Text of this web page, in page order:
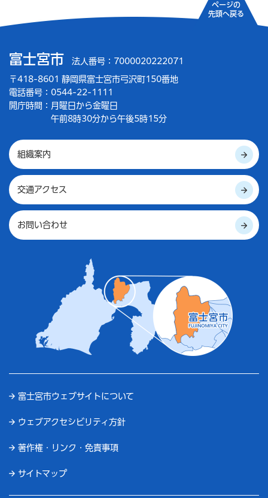
富士宮市 法人番号：7000020222071
〒418-8601 静岡県富士宮市弓沢町150番地
電話番号：0544-22-1111
開庁時間： 月曜日から金曜日
午前8時30分から午後5時15分
組織案内
交通アクセス
お問い合わせ
富士宮市ウェブサイトについて
ウェブアクセシビリティ方針
著作権・リンク・免責事項
サイトマップ
ページの
先頭へ戻る